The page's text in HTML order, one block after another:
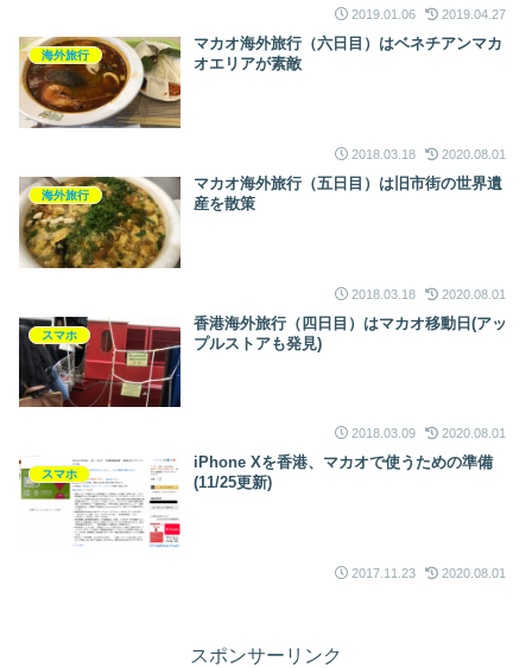
2019.01.06 2019.04.27
海外旅行
マカオ海外旅行（六日目）はベネチアンマカ
オエリアが素敵
2018.03.18 2020.08.01
海外旅行
マカオ海外旅行（五日目）は旧市街の世界遺
産を散策
2018.03.18 2020.08.01
スマホ
香港海外旅行（四日目）はマカオ移動日(アッ
プルストアも発見)
2018.03.09 2020.08.01
スマホ
iPhone Xを香港、マカオで使うための準備
(11/25更新)
2017.11.23 2020.08.01
スポンサーリンク